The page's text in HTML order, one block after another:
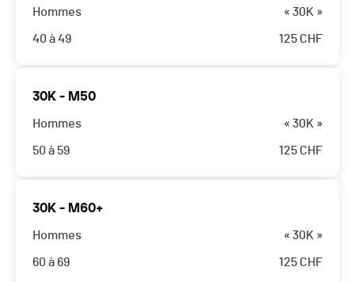
Hommes
40 à 49
« 30K »
125 CHF
30K - M50
Hommes
50 à 59
« 30K »
125 CHF
30K - M60+
Hommes
60 à 69
« 30K »
125 CHF